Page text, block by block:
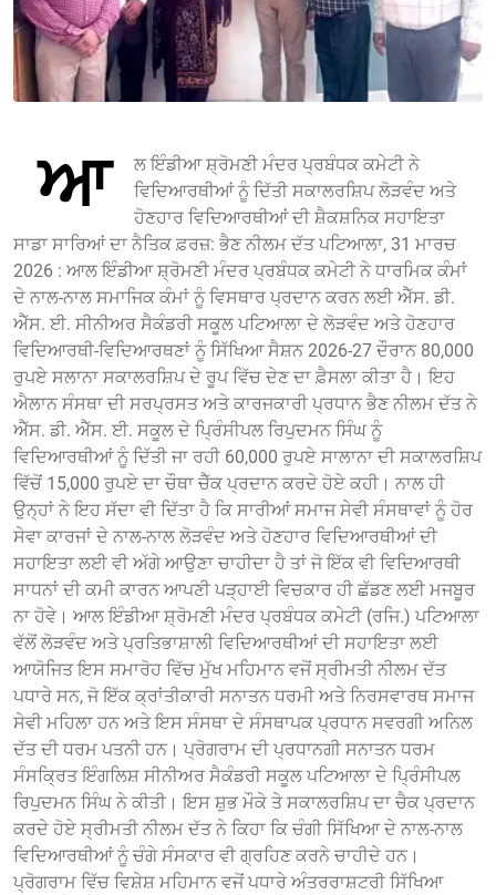
ਆ
ਲ ਇੰਡੀਆ ਸ਼੍ਰੋਮਣੀ ਮੰਦਰ ਪ੍ਰਬੰਧਕ ਕਮੇਟੀ ਨੇ
ਵਿਦਿਆਰਥੀਆਂ ਨੂੰ ਦਿੱਤੀ ਸਕਾਲਰਸ਼ਿਪ ਲੋੜਵੰਦ ਅਤੇ
ਹੋਣਹਾਰ ਵਿਦਿਆਰਥੀਆਂ ਦੀ ਸ਼ੈਕਸ਼ਨਿਕ ਸਹਾਇਤਾ
ਸਾਡਾ ਸਾਰਿਆਂ ਦਾ ਨੈਤਿਕ ਫ਼ਰਜ਼: ਭੈਣ ਨੀਲਮ ਦੱਤ ਪਟਿਆਲਾ, 31 ਮਾਰਚ
2026 : ਆਲ ਇੰਡੀਆ ਸ਼੍ਰੋਮਣੀ ਮੰਦਰ ਪ੍ਰਬੰਧਕ ਕਮੇਟੀ ਨੇ ਧਾਰਮਿਕ ਕੰਮਾਂ
ਦੇ ਨਾਲ-ਨਾਲ ਸਮਾਜਿਕ ਕੰਮਾਂ ਨੂੰ ਵਿਸਥਾਰ ਪ੍ਰਦਾਨ ਕਰਨ ਲਈ ਐੱਸ. ਡੀ.
ਐੱਸ. ਈ. ਸੀਨੀਅਰ ਸੈਕੰਡਰੀ ਸਕੂਲ ਪਟਿਆਲਾ ਦੇ ਲੋੜਵੰਦ ਅਤੇ ਹੋਣਹਾਰ
ਵਿਦਿਆਰਥੀ-ਵਿਦਿਆਰਥਣਾਂ ਨੂੰ ਸਿੱਖਿਆ ਸੈਸ਼ਨ 2026-27 ਦੌਰਾਨ 80,000
ਰੁਪਏ ਸਲਾਨਾ ਸਕਾਲਰਸ਼ਿਪ ਦੇ ਰੂਪ ਵਿੱਚ ਦੇਣ ਦਾ ਫ਼ੈਸਲਾ ਕੀਤਾ ਹੈ। ਇਹ
ਐਲਾਨ ਸੰਸਥਾ ਦੀ ਸਰਪ੍ਰਸਤ ਅਤੇ ਕਾਰਜਕਾਰੀ ਪ੍ਰਧਾਨ ਭੈਣ ਨੀਲਮ ਦੱਤ ਨੇ
ਐੱਸ. ਡੀ. ਐੱਸ. ਈ. ਸਕੂਲ ਦੇ ਪ੍ਰਿੰਸੀਪਲ ਰਿਪੁਦਮਨ ਸਿੰਘ ਨੂੰ
ਵਿਦਿਆਰਥੀਆਂ ਨੂੰ ਦਿੱਤੀ ਜਾ ਰਹੀ 60,000 ਰੁਪਏ ਸਾਲਾਨਾ ਦੀ ਸਕਾਲਰਸ਼ਿਪ
ਵਿੱਚੋਂ 15,000 ਰੁਪਏ ਦਾ ਚੌਥਾ ਚੈੱਕ ਪ੍ਰਦਾਨ ਕਰਦੇ ਹੋਏ ਕਹੀ। ਨਾਲ ਹੀ
ਉਨ੍ਹਾਂ ਨੇ ਇਹ ਸੱਦਾ ਵੀ ਦਿੱਤਾ ਹੈ ਕਿ ਸਾਰੀਆਂ ਸਮਾਜ ਸੇਵੀ ਸੰਸਥਾਵਾਂ ਨੂੰ ਹੋਰ
ਸੇਵਾ ਕਾਰਜਾਂ ਦੇ ਨਾਲ-ਨਾਲ ਲੋੜਵੰਦ ਅਤੇ ਹੋਣਹਾਰ ਵਿਦਿਆਰਥੀਆਂ ਦੀ
ਸਹਾਇਤਾ ਲਈ ਵੀ ਅੱਗੇ ਆਉਣਾ ਚਾਹੀਦਾ ਹੈ ਤਾਂ ਜੋ ਇੱਕ ਵੀ ਵਿਦਿਆਰਥੀ
ਸਾਧਨਾਂ ਦੀ ਕਮੀ ਕਾਰਨ ਆਪਣੀ ਪੜ੍ਹਾਈ ਵਿਚਕਾਰ ਹੀ ਛੱਡਣ ਲਈ ਮਜਬੂਰ
ਨਾ ਹੋਵੇ। ਆਲ ਇੰਡੀਆ ਸ਼੍ਰੋਮਣੀ ਮੰਦਰ ਪ੍ਰਬੰਧਕ ਕਮੇਟੀ (ਰਜਿ.) ਪਟਿਆਲਾ
ਵੱਲੋਂ ਲੋੜਵੰਦ ਅਤੇ ਪ੍ਰਤਿਭਾਸ਼ਾਲੀ ਵਿਦਿਆਰਥੀਆਂ ਦੀ ਸਹਾਇਤਾ ਲਈ
ਆਯੋਜਿਤ ਇਸ ਸਮਾਰੋਹ ਵਿੱਚ ਮੁੱਖ ਮਹਿਮਾਨ ਵਜੋਂ ਸ੍ਰੀਮਤੀ ਨੀਲਮ ਦੱਤ
ਪਧਾਰੇ ਸਨ, ਜੋ ਇੱਕ ਕ੍ਰਾਂਤੀਕਾਰੀ ਸਨਾਤਨ ਧਰਮੀ ਅਤੇ ਨਿਰਸਵਾਰਥ ਸਮਾਜ
ਸੇਵੀ ਮਹਿਲਾ ਹਨ ਅਤੇ ਇਸ ਸੰਸਥਾ ਦੇ ਸੰਸਥਾਪਕ ਪ੍ਰਧਾਨ ਸਵਰਗੀ ਅਨਿਲ
ਦੱਤ ਦੀ ਧਰਮ ਪਤਨੀ ਹਨ। ਪ੍ਰੋਗਰਾਮ ਦੀ ਪ੍ਰਧਾਨਗੀ ਸਨਾਤਨ ਧਰਮ
ਸੰਸਕ੍ਰਿਤ ਇੰਗਲਿਸ਼ ਸੀਨੀਅਰ ਸੈਕੰਡਰੀ ਸਕੂਲ ਪਟਿਆਲਾ ਦੇ ਪ੍ਰਿੰਸੀਪਲ
ਰਿਪੁਦਮਨ ਸਿੰਘ ਨੇ ਕੀਤੀ। ਇਸ ਸ਼ੁਭ ਮੌਕੇ ਤੇ ਸਕਾਲਰਸ਼ਿਪ ਦਾ ਚੈਕ ਪ੍ਰਦਾਨ
ਕਰਦੇ ਹੋਏ ਸ੍ਰੀਮਤੀ ਨੀਲਮ ਦੱਤ ਨੇ ਕਿਹਾ ਕਿ ਚੰਗੀ ਸਿੱਖਿਆ ਦੇ ਨਾਲ-ਨਾਲ
ਵਿਦਿਆਰਥੀਆਂ ਨੂੰ ਚੰਗੇ ਸੰਸਕਾਰ ਵੀ ਗ੍ਰਹਿਣ ਕਰਨੇ ਚਾਹੀਦੇ ਹਨ।
ਪ੍ਰੋਗਰਾਮ ਵਿੱਚ ਵਿਸ਼ੇਸ਼ ਮਹਿਮਾਨ ਵਜੋਂ ਪਧਾਰੇ ਅੰਤਰਰਾਸ਼ਟਰੀ ਸਿੱਖਿਆ